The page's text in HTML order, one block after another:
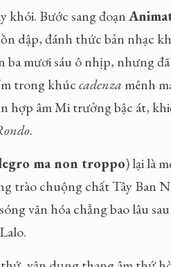
khói. Bước sang đoạn
dập, đánh thức bản nhạc
ba mươi sáu ô nhịp, nhưng
trong khúccadenza mênh
hợp âm Mi trưởng bậc át,
.
ma non troppo) lại là
trào chuộng chất Tây Ban
văn hóa chẳng bao lâu